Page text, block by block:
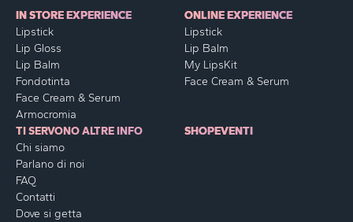
IN STORE EXPERIENCE
Lipstick
Lip Gloss
Lip Balm
Fondotinta
Face Cream & Serum
Armocromia
ONLINE EXPERIENCE
Lipstick
Lip Balm
My LipsKit
Face Cream & Serum
TI SERVONO ALTRE INFO
Chi siamo
Parlano di noi
FAQ
Contatti
Dove si getta
SHOPEVENTI